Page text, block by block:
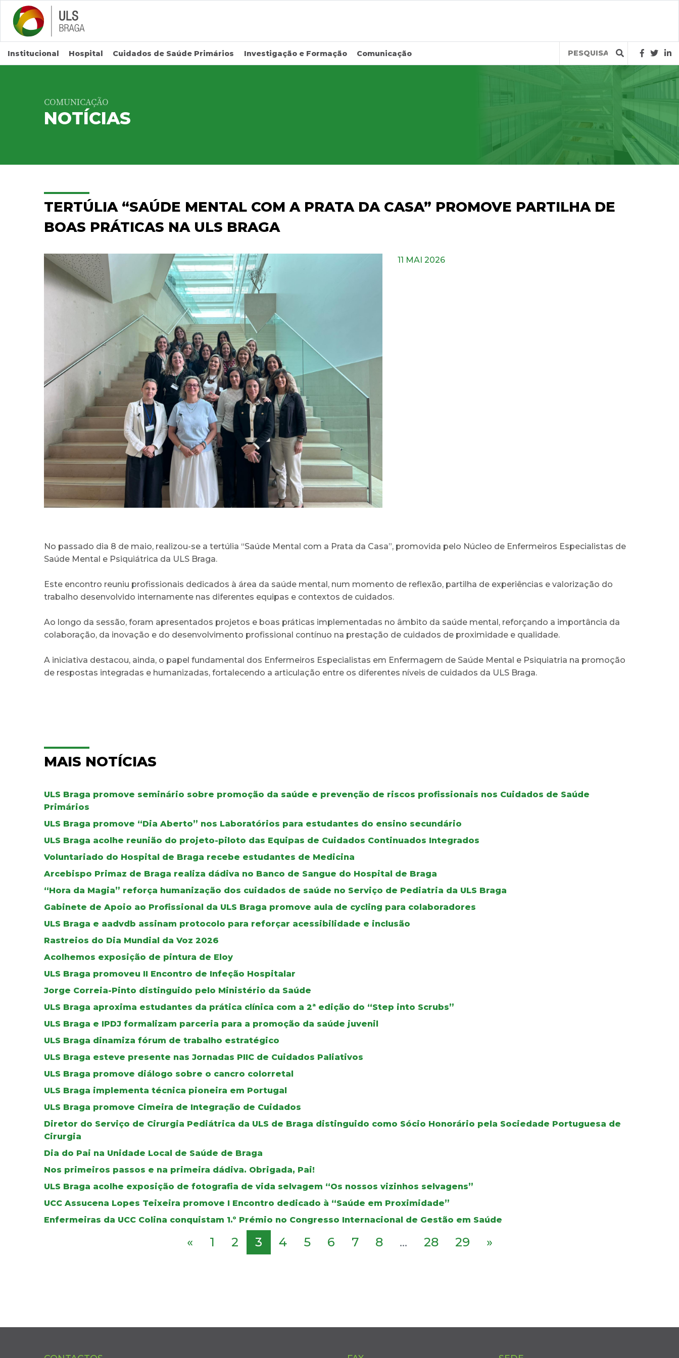
Saltar para conteúdo principal
Institucional Hospital Cuidados de Saúde Primários Investigação e Formação Comunicação
Query
COMUNICAÇÃO
NOTÍCIAS
TERTÚLIA “SAÚDE MENTAL COM A PRATA DA CASA” PROMOVE PARTILHA DE
BOAS PRÁTICAS NA ULS BRAGA
11 MAI 2026
No passado dia 8 de maio, realizou-se a tertúlia “Saúde Mental com a Prata da Casa”, promovida pelo Núcleo de Enfermeiros Especialistas de
Saúde Mental e Psiquiátrica da ULS Braga.
Este encontro reuniu profissionais dedicados à área da saúde mental, num momento de reflexão, partilha de experiências e valorização do
trabalho desenvolvido internamente nas diferentes equipas e contextos de cuidados.
Ao longo da sessão, foram apresentados projetos e boas práticas implementadas no âmbito da saúde mental, reforçando a importância da
colaboração, da inovação e do desenvolvimento profissional contínuo na prestação de cuidados de proximidade e qualidade.
A iniciativa destacou, ainda, o papel fundamental dos Enfermeiros Especialistas em Enfermagem de Saúde Mental e Psiquiatria na promoção
de respostas integradas e humanizadas, fortalecendo a articulação entre os diferentes níveis de cuidados da ULS Braga.
MAIS NOTÍCIAS
ULS Braga promove seminário sobre promoção da saúde e prevenção de riscos profissionais nos Cuidados de Saúde
Primários
ULS Braga promove “Dia Aberto” nos Laboratórios para estudantes do ensino secundário
ULS Braga acolhe reunião do projeto-piloto das Equipas de Cuidados Continuados Integrados
Voluntariado do Hospital de Braga recebe estudantes de Medicina
Arcebispo Primaz de Braga realiza dádiva no Banco de Sangue do Hospital de Braga
“Hora da Magia” reforça humanização dos cuidados de saúde no Serviço de Pediatria da ULS Braga
Gabinete de Apoio ao Profissional da ULS Braga promove aula de cycling para colaboradores
ULS Braga e aadvdb assinam protocolo para reforçar acessibilidade e inclusão
Rastreios do Dia Mundial da Voz 2026
Acolhemos exposição de pintura de Eloy
ULS Braga promoveu II Encontro de Infeção Hospitalar
Jorge Correia-Pinto distinguido pelo Ministério da Saúde
ULS Braga aproxima estudantes da prática clínica com a 2ª edição do “Step into Scrubs”
ULS Braga e IPDJ formalizam parceria para a promoção da saúde juvenil
ULS Braga dinamiza fórum de trabalho estratégico
ULS Braga esteve presente nas Jornadas PIIC de Cuidados Paliativos
ULS Braga promove diálogo sobre o cancro colorretal
ULS Braga implementa técnica pioneira em Portugal
ULS Braga promove Cimeira de Integração de Cuidados
Diretor do Serviço de Cirurgia Pediátrica da ULS de Braga distinguido como Sócio Honorário pela Sociedade Portuguesa de
Cirurgia
Dia do Pai na Unidade Local de Saúde de Braga
Nos primeiros passos e na primeira dádiva. Obrigada, Pai!
ULS Braga acolhe exposição de fotografia de vida selvagem “Os nossos vizinhos selvagens”
UCC Assucena Lopes Teixeira promove I Encontro dedicado à “Saúde em Proximidade”
Enfermeiras da UCC Colina conquistam 1.º Prémio no Congresso Internacional de Gestão em Saúde
« 1 2 3 4 5 6 7 8 ... 28 29 »